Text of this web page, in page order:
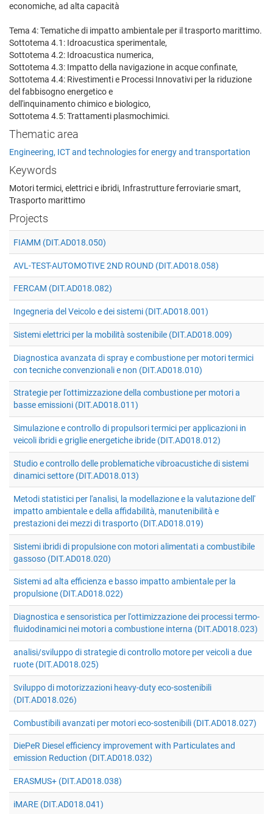
economiche, ad alta capacità
Tema 4: Tematiche di impatto ambientale per il trasporto marittimo.
Sottotema 4.1: Idroacustica sperimentale,
Sottotema 4.2: Idroacustica numerica,
Sottotema 4.3: Impatto della navigazione in acque confinate,
Sottotema 4.4: Rivestimenti e Processi Innovativi per la riduzione
del fabbisogno energetico e
dell'inquinamento chimico e biologico,
Sottotema 4.5: Trattamenti plasmochimici.
Thematic area
Engineering, ICT and technologies for energy and transportation
Keywords
Motori termici, elettrici e ibridi, Infrastrutture ferroviarie smart,
Trasporto marittimo
Projects
FIAMM (DIT.AD018.050)
AVL-TEST-AUTOMOTIVE 2ND ROUND (DIT.AD018.058)
FERCAM (DIT.AD018.082)
Ingegneria del Veicolo e dei sistemi (DIT.AD018.001)
Sistemi elettrici per la mobilità sostenibile (DIT.AD018.009)
Diagnostica avanzata di spray e combustione per motori termici
con tecniche convenzionali e non (DIT.AD018.010)
Strategie per l'ottimizzazione della combustione per motori a
basse emissioni (DIT.AD018.011)
Simulazione e controllo di propulsori termici per applicazioni in
veicoli ibridi e griglie energetiche ibride (DIT.AD018.012)
Studio e controllo delle problematiche vibroacustiche di sistemi
dinamici settore (DIT.AD018.013)
Metodi statistici per l'analisi, la modellazione e la valutazione dell'
impatto ambientale e della affidabilità, manutenibilità e
prestazioni dei mezzi di trasporto (DIT.AD018.019)
Sistemi ibridi di propulsione con motori alimentati a combustibile
gassoso (DIT.AD018.020)
Sistemi ad alta efficienza e basso impatto ambientale per la
propulsione (DIT.AD018.022)
Diagnostica e sensoristica per l'ottimizzazione dei processi termo-
fluidodinamici nei motori a combustione interna (DIT.AD018.023)
analisi/sviluppo di strategie di controllo motore per veicoli a due
ruote (DIT.AD018.025)
Sviluppo di motorizzazioni heavy-duty eco-sostenibili
(DIT.AD018.026)
Combustibili avanzati per motori eco-sostenibili (DIT.AD018.027)
DiePeR Diesel efficiency improvement with Particulates and
emission Reduction (DIT.AD018.032)
ERASMUS+ (DIT.AD018.038)
iMARE (DIT.AD018.041)